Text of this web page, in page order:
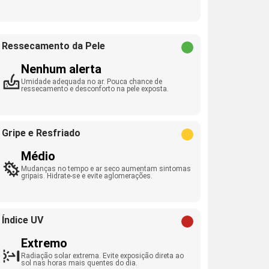
Ressecamento da Pele
Nenhum alerta
Umidade adequada no ar. Pouca chance de
ressecamento e desconforto na pele exposta.
Gripe e Resfriado
Médio
Mudanças no tempo e ar seco aumentam sintomas
gripais. Hidrate-se e evite aglomerações.
Índice UV
Extremo
Radiação solar extrema. Evite exposição direta ao
sol nas horas mais quentes do dia.